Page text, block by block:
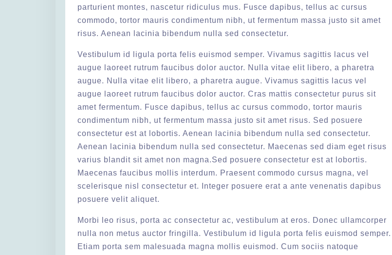
parturient montes, nascetur ridiculus mus. Fusce dapibus, tellus ac cursus
commodo, tortor mauris condimentum nibh, ut fermentum massa justo sit amet
risus. Aenean lacinia bibendum nulla sed consectetur.
Vestibulum id ligula porta felis euismod semper. Vivamus sagittis lacus vel
augue laoreet rutrum faucibus dolor auctor. Nulla vitae elit libero, a pharetra
augue. Nulla vitae elit libero, a pharetra augue. Vivamus sagittis lacus vel
augue laoreet rutrum faucibus dolor auctor. Cras mattis consectetur purus sit
amet fermentum. Fusce dapibus, tellus ac cursus commodo, tortor mauris
condimentum nibh, ut fermentum massa justo sit amet risus. Sed posuere
consectetur est at lobortis. Aenean lacinia bibendum nulla sed consectetur.
Aenean lacinia bibendum nulla sed consectetur. Maecenas sed diam eget risus
varius blandit sit amet non magna.Sed posuere consectetur est at lobortis.
Maecenas faucibus mollis interdum. Praesent commodo cursus magna, vel
scelerisque nisl consectetur et. Integer posuere erat a ante venenatis dapibus
posuere velit aliquet.
Morbi leo risus, porta ac consectetur ac, vestibulum at eros. Donec ullamcorper
nulla non metus auctor fringilla. Vestibulum id ligula porta felis euismod semper.
Etiam porta sem malesuada magna mollis euismod. Cum sociis natoque